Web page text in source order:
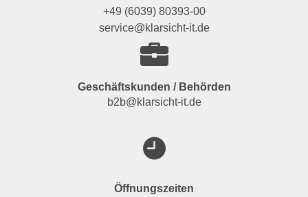
+49 (6039) 80393-00
service@klarsicht-it.de
Geschäftskunden / Behörden
b2b@klarsicht-it.de
Öffnungszeiten